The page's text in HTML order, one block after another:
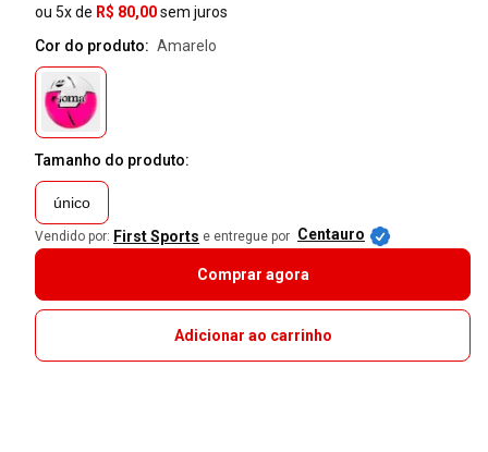
ou 5x de R$ 80,00sem juros
Cor do produto:
amarelo
Tamanho do produto:
único
Vendido por: First Sports e entregue por Centauro
Comprar agora
Adicionar ao carrinho